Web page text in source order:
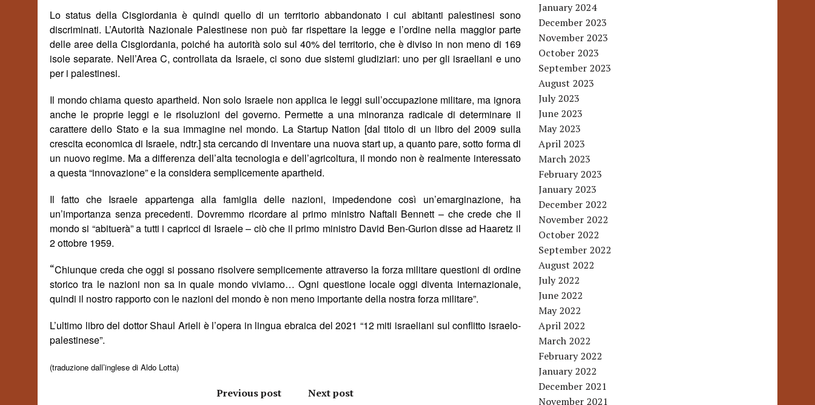
Lo status della Cisgiordania è quindi quello di un territorio abbandonato i cui abitanti palestinesi sono
discriminati. L’Autorità Nazionale Palestinese non può far rispettare la legge e l’ordine nella maggior parte
delle aree della Cisgiordania, poiché ha autorità solo sul 40% del territorio, che è diviso in non meno di 169
isole separate. Nell’Area C, controllata da Israele, ci sono due sistemi giudiziari: uno per gli israeliani e uno
per i palestinesi.
Il mondo chiama questo apartheid. Non solo Israele non applica le leggi sull’occupazione militare, ma ignora
anche le proprie leggi e le risoluzioni del governo. Permette a una minoranza radicale di determinare il
carattere dello Stato e la sua immagine nel mondo. La Startup Nation [dal titolo di un libro del 2009 sulla
crescita economica di Israele, ndtr.] sta cercando di inventare una nuova start up, a quanto pare,sotto formadi
un nuovo regime. Ma a differenza dell’alta tecnologia e dell’agricoltura, il mondo non è realmente interessato
a questa “innovazione” e la considera semplicemente apartheid.
Il fatto che Israele appartenga alla famiglia delle nazioni, impedendone così un’emarginazione, ha
un’importanza senza precedenti. Dovremmo ricordare al primo ministro Naftali Bennett – che crede che il
mondo si “abituerà” a tutti i capricci di Israele – ciò che il primo ministro David Ben-Gurion disse ad Haaretz il
2 ottobre 1959.
“Chiunque creda che oggi si possano risolvere semplicemente attraverso la forza militare questioni di ordine
storico tra le nazioni non sa in quale mondo viviamo… Ogni questione locale oggi diventa internazionale,
quindi il nostro rapporto con le nazioni del mondo è non meno importante della nostra forza militare”.
L’ultimo libro del dottor Shaul Arieli è l’opera in lingua ebraica del 2021 “12 miti israeliani sul conflitto israelo-
palestinese”.
(traduzione dall’inglese di Aldo Lotta)
Previous post Next post
January 2024
December 2023
November 2023
October 2023
September 2023
August 2023
July 2023
June 2023
May 2023
April 2023
March 2023
February 2023
January 2023
December 2022
November 2022
October 2022
September 2022
August 2022
July 2022
June 2022
May 2022
April 2022
March 2022
February 2022
January 2022
December 2021
November 2021